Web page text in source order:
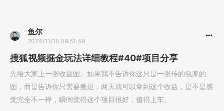
鱼尔
2024/11/15 09:51:49
搜狐视频掘金玩法详细教程#40#项目分享
先给大家上一张收益图。如果我不告诉你这只是一张传的包浆的
图，而是告诉你只需要搬运，两天就可以拿到这个收益，是不是感
觉完全不一样，瞬间觉得这个项目很好，值得上车。